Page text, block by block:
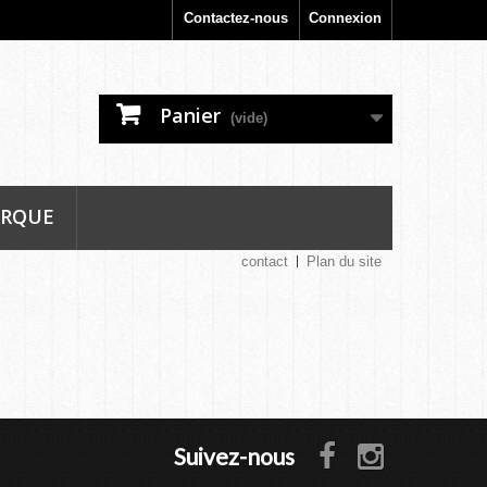
Connexion
Contactez-nous
Panier (vide)
contact Plan du site
Suivez-nous